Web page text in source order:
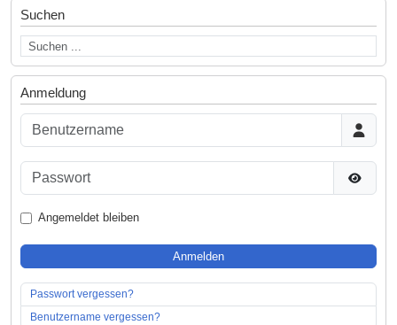
Suchen
Anmeldung
Benutzername
Passwort
Angemeldet bleiben
Anmelden
Passwort vergessen?
Benutzername vergessen?